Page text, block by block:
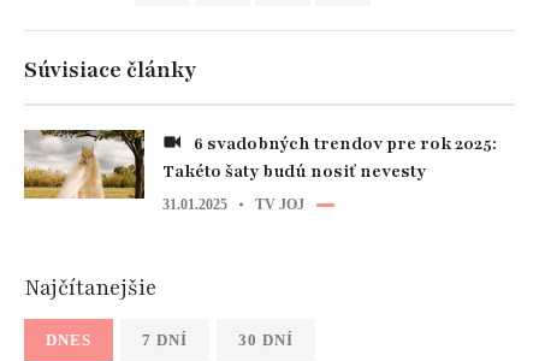
Súvisiace články
Takéto šaty budú nosiť nevesty
31.01.2025 TV JOJ
Najčítanejšie
DNES 7 DNÍ 30 DNÍ